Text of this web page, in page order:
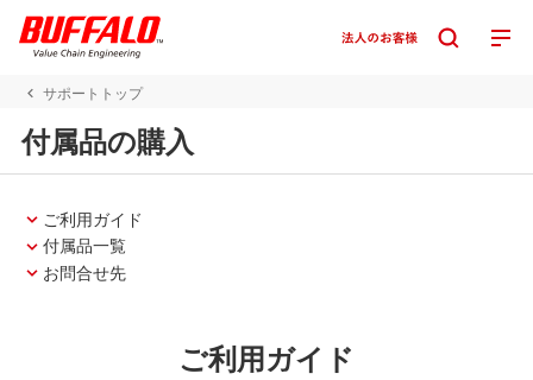
サポートトップ
付属品の購入
ご利用ガイド
付属品一覧
お問合せ先
ご利用ガイド